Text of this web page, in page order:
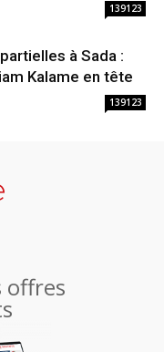
139123
à Sada :
Kalame en tête
139123
offres